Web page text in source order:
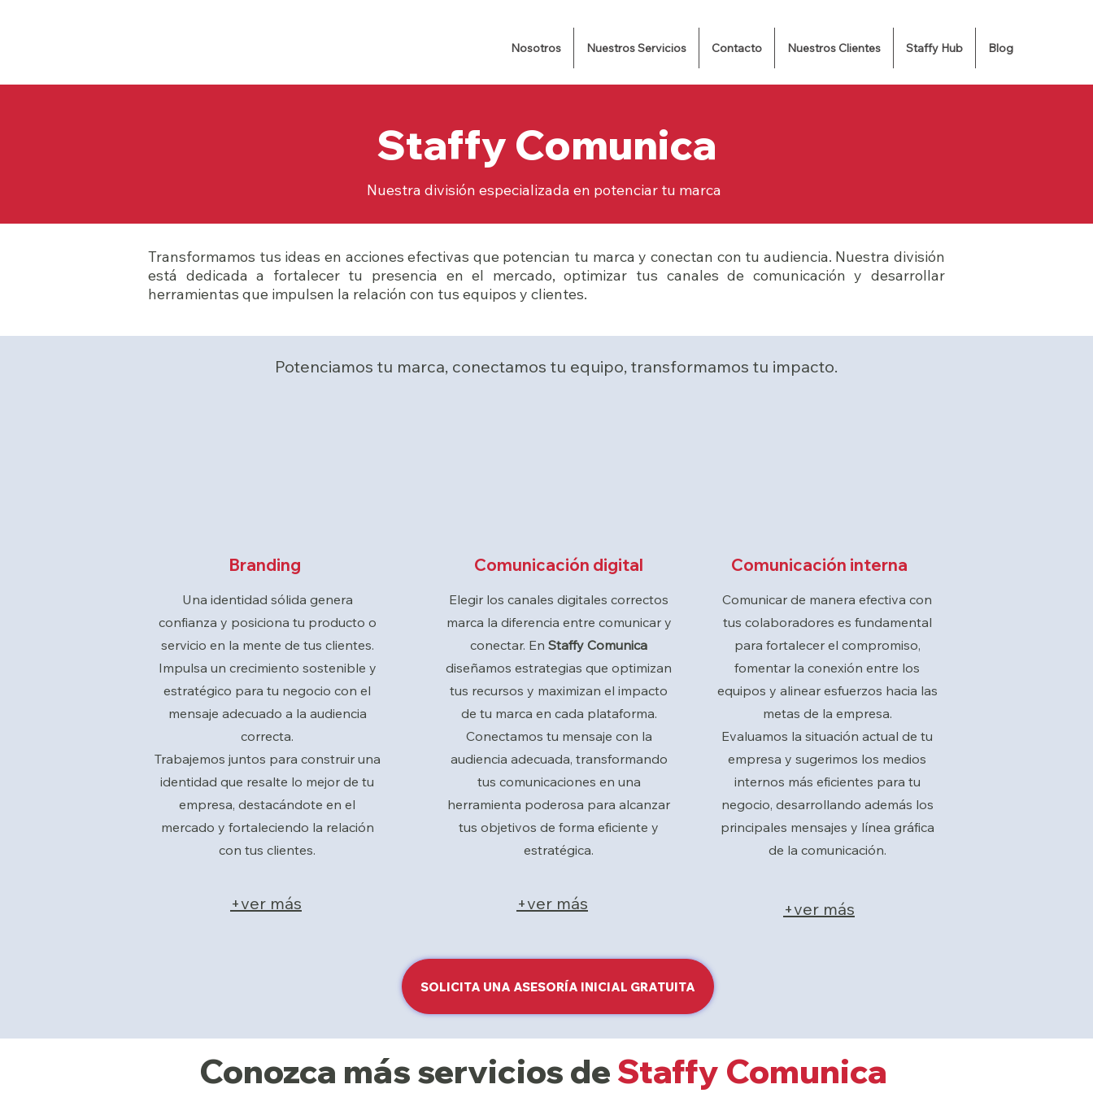
Nosotros Nuestros Servicios Contacto Nuestros Clientes Staffy Hub Blog
Staffy Comunica
Nuestra división especializada en potenciar tu marca
Transformamos tus ideas en acciones efectivas que potencian tu marca y conectan con tu audiencia. Nuestra división
está dedicada a fortalecer tu presencia en el mercado, optimizar tus canales de comunicación y desarrollar
herramientas que impulsen la relación con tus equipos y clientes.
Potenciamos tu marca, conectamos tu equipo, transformamos tu impacto.
Branding
Una identidad sólida genera
confianza y posiciona tu producto o
servicio en la mente de tus clientes.
Impulsa un crecimiento sostenible y
estratégico para tu negocio con el
mensaje adecuado a la audiencia
correcta.
Trabajemos juntos para construir una
identidad que resalte lo mejor de tu
empresa, destacándote en el
mercado y fortaleciendo la relación
con tus clientes.
+ver más
Comunicación digital
Elegir los canales digitales correctos
marca la diferencia entre comunicar y
conectar. En Staffy Comunica
diseñamos estrategias que optimizan
tus recursos y maximizan el impacto
de tu marca en cada plataforma.
Conectamos tu mensaje con la
audiencia adecuada, transformando
tus comunicaciones en una
herramienta poderosa para alcanzar
tus objetivos de forma eficiente y
estratégica.
+ver más
Comunicación interna
Comunicar de manera efectiva con
tus colaboradores es fundamental
para fortalecer el compromiso,
fomentar la conexión entre los
equipos y alinear esfuerzos hacia las
metas de la empresa.
Evaluamos la situación actual de tu
empresa y sugerimos los medios
internos más eficientes para tu
negocio, desarrollando además los
principales mensajes y línea gráfica
de la comunicación.
+ver más
SOLICITA UNA ASESORÍA INICIAL GRATUITA
Conozca más servicios de Staffy Comunica